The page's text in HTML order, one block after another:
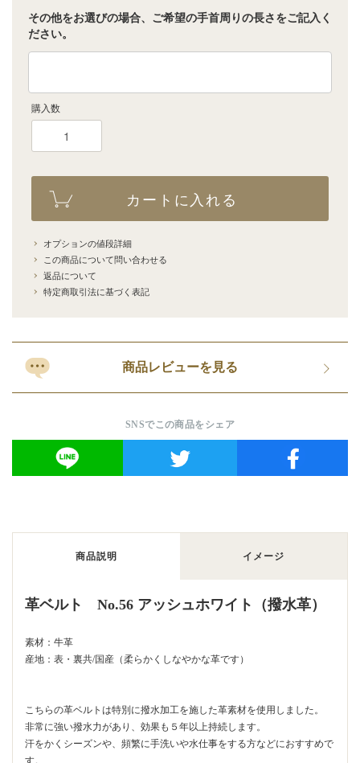
その他をお選びの場合、ご希望の手首周りの長さをご記入く
ださい。
購入数
カートに入れる
オプションの値段詳細
この商品について問い合わせる
返品について
特定商取引法に基づく表記
商品レビューを見る
SNSでこの商品をシェア
商品説明 イメージ
革ベルト No.56 アッシュホワイト（撥水革）
素材：牛革
産地：表・裏共/国産（柔らかくしなやかな革です）
こちらの革ベルトは特別に撥水加工を施した革素材を使用しました。
非常に強い撥水力があり、効果も５年以上持続します。
汗をかくシーズンや、頻繁に手洗いや水仕事をする方などにおすすめで
す。